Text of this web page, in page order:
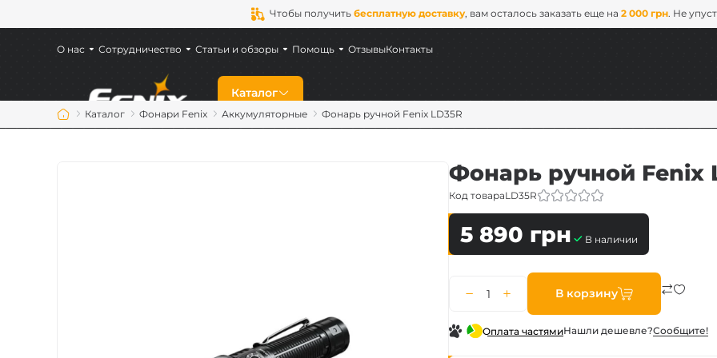
Чтобы получить бесплатную доставку, вам осталось заказать еще на 2 000 грн. Не
Каталог
Аккумуляторы Fenix
О нас Сотрудничество Статьи и обзоры Помощь ОтзывыКонтакты
Каталог Фонари Fenix Аккумуляторные Фонарь ручной Fenix LD35R
Фонарь ручной Fenix
Код товараLD35R
5 890 грн В наличии
В корзину
Оплата частямиНашли дешевле?Сообщите!